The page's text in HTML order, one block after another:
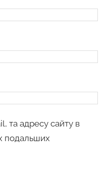
та адресу сайту в
подальших